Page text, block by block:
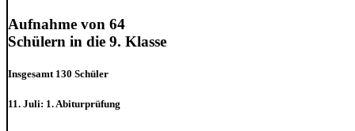
Aufnahme von 64
Schülern in die 9. Klasse
Insgesamt 130 Schüler
11. Juli: 1. Abiturprüfung